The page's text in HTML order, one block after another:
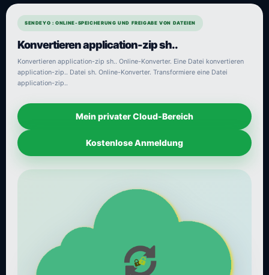
SENDEYO : ONLINE-SPEICHERUNG UND FREIGABE VON DATEIEN
Konvertieren application-zip sh..
Konvertieren application-zip sh.. Online-Konverter. Eine Datei konvertieren
application-zip.. Datei sh. Online-Konverter. Transformiere eine Datei
application-zip..
Mein privater Cloud-Bereich
Kostenlose Anmeldung